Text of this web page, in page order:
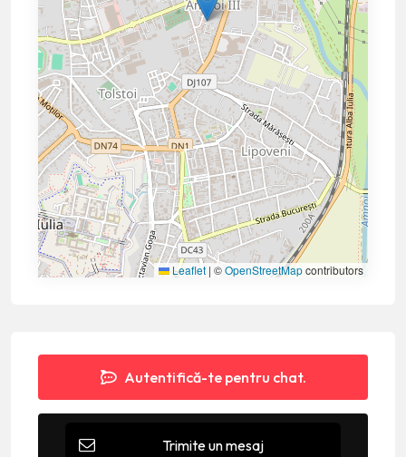
Leaflet | ©OpenStreetMapcontributors
Autentifică-te pentru chat.
Trimite un mesaj